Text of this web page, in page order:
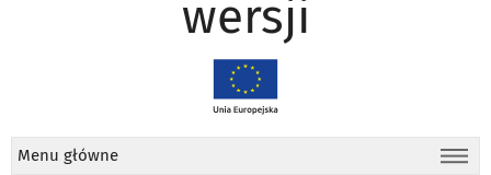
wersji
Menu główne